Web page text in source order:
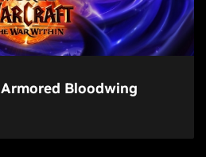
Armored Bloodwing